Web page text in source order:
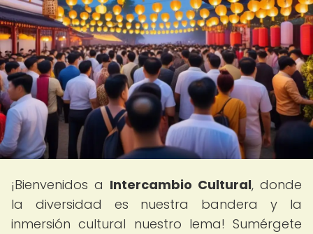
¡Bienvenidos a Intercambio Cultural, donde
la diversidad es nuestra bandera y la
inmersión cultural nuestro lema! Sumérgete